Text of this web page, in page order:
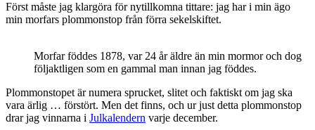
Först måste jag klargöra för nytillkomna tittare: jag har i min ägo
min morfars plommonstop från förra sekelskiftet.
Morfar föddes 1878, var 24 år äldre än min mormor och dog
följaktligen som en gammal man innan jag föddes.
Plommonstopet är numera sprucket, slitet och faktiskt om jag ska
vara ärlig … förstört. Men det finns, och ur just detta plommonstop
drar jag vinnarna i Julkalendern varje december.